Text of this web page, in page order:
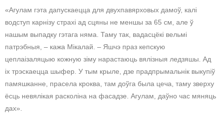
«Агулам гэта дапускаецца для двухпавярховых дамоў, калі
водступ карнізу страхі ад сцяны не меншы за 65 см, але ў
нашым выпадку гэтага няма. Таму так, вадасцёкі вельмі
патрэбныя, – кажа Мікалай. – Яшчэ праз кепскую
цеплаізаляцыю кожную зіму нарастаюць вялізныя ледзяшы. Ад
іх трэскаецца шыфер. У тым крыле, дзе прадпрымальнік выкупіў
памяшканне, прасела кроква, там доўга была цеча, таму зверху
ёсць невялікая расколіна на фасадзе. Агулам, даўно час мяняць
дах».